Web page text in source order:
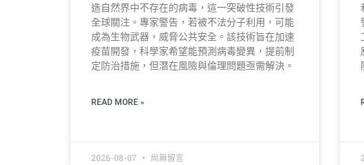
造自然界中不存在的病毒，這一突破性技術引發
全球關注。專家警告，若被不法分子利用，可能
成為生物武器，威脅公共安全。該技術旨在加速
疫苗開發，科學家希望能預測病毒變異，提前制
定防治措施，但潛在風險與倫理問題亟需解決。
READ MORE »
2026-08-07 尚無留言